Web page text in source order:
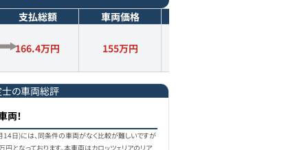
支払総額 車両価格
166.4万円 155万円
の車両総評
両！
日)には、同条件の車両がなく比較が難しいですが
となっております。本車両はカロッツェリアのリア